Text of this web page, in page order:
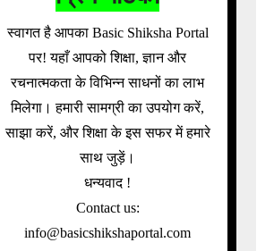
स्वागत है आपका Basic Shiksha Portal
पर! यहाँ आपको शिक्षा, ज्ञान और
रचनात्मकता के विभिन्न साधनों का लाभ
मिलेगा। हमारी सामग्री का उपयोग करें,
साझा करें, और शिक्षा के इस सफर में हमारे
साथ जुड़ें।
धन्यवाद !
Contact us:
info@basicshikshaportal.com